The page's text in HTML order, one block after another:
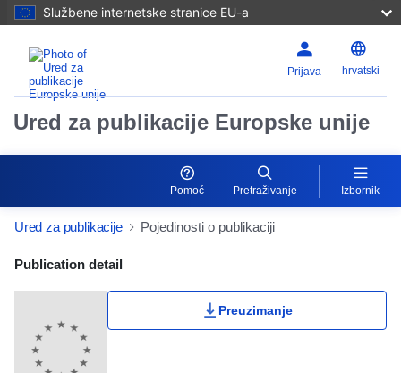
Službene internetske stranice EU-a
Prijava hrvatski
Ured za publikacije Europske unije
Pomoć Pretraživanje Izbornik
Ured za publikacije Pojedinosti o publikaciji
Publication Detail Actions Portlet
Publication detail
Preuzimanje